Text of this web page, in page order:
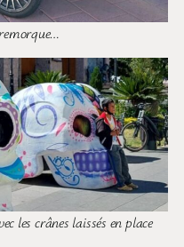
les crânes laissés en place